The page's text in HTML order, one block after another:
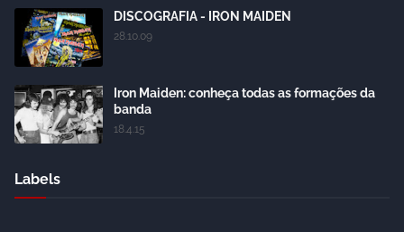
DISCOGRAFIA - IRON MAIDEN
28.10.09
Iron Maiden: conheça todas as formações da
banda
18.4.15
Labels